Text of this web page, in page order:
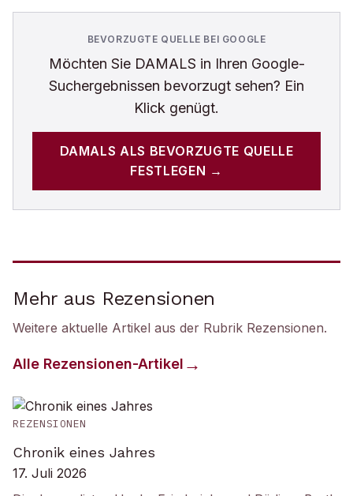
BEVORZUGTE QUELLE BEI GOOGLE
Möchten Sie DAMALS in Ihren Google-
Suchergebnissen bevorzugt sehen? Ein
Klick genügt.
DAMALS ALS BEVORZUGTE QUELLE
FESTLEGEN →
Mehr aus Rezensionen
Weitere aktuelle Artikel aus der Rubrik Rezensionen.
Alle Rezensionen-Artikel
REZENSIONEN
Chronik eines Jahres
17. Juli 2026